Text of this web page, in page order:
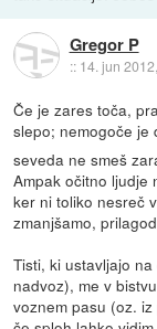
Gregor P
:: 14. jun
Če je zares toča,
slepo; nemogoče je
seveda ne smeš
Ampak očitno ljudje
ker ni toliko nesreč
zmanjšamo,
Tisti, ki ustavljajo
nadvoz), me v
voznem pasu (oz.